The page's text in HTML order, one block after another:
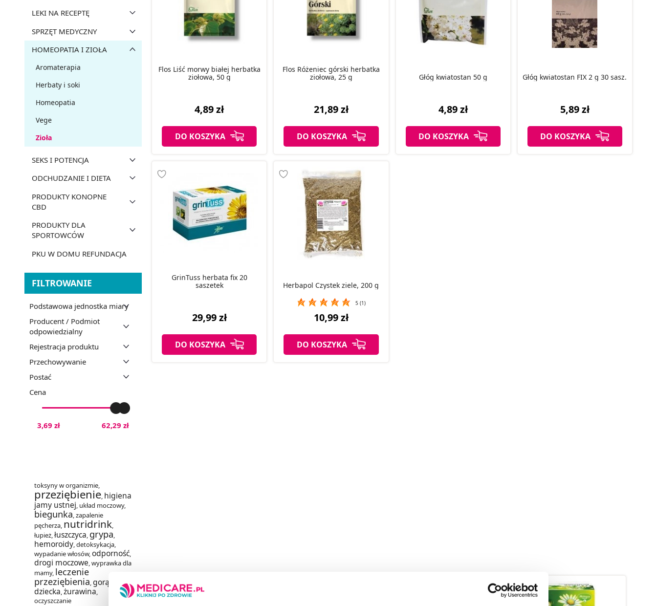
LEKI NA RECEPTĘ
SPRZĘT MEDYCZNY
HOMEOPATIA I ZIOŁA
Aromaterapia
Herbaty i soki
Homeopatia
Vege
Zioła
SEKS I POTENCJA
ODCHUDZANIE I DIETA
PRODUKTY KONOPNE
CBD
PRODUKTY DLA
SPORTOWCÓW
PKU W DOMU REFUNDACJA
FILTROWANIE
Podstawowa jednostka miary
Producent / Podmiot
odpowiedzialny
Rejestracja produktu
Przechowywanie
Postać
Cena
3,69 zł 62,29 zł
toksyny w organizmie,
przeziębienie, higiena
jamy ustnej, układ moczowy,
biegunka,zapalenie
pęcherza, nutridrink,
łupież,łuszczyca, grypa,
hemoroidy,detoksykacja,
wypadanie włosów,odporność,
drogi moczowe,wyprawka dla
mamy, leczenie
przeziębienia,gorączka u
dziecka,żurawina,
oczyszczanie
Flos Liść morwy białej herbatka
ziołowa, 50 g
4,89 zł
DO KOSZYKA
Flos Różeniec górski herbatka
ziołowa, 25 g
21,89 zł
DO KOSZYKA
Głóg kwiatostan 50 g
4,89 zł
DO KOSZYKA
Głóg kwiatostan FIX 2 g 30 sasz.
5,89 zł
DO KOSZYKA
GrinTuss herbata fix 20
saszetek
29,99 zł
DO KOSZYKA
Herbapol Czystek ziele, 200 g
5 (1)
10,99 zł
DO KOSZYKA